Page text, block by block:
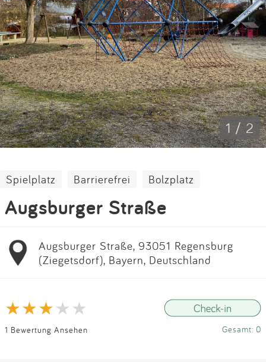
Partner
Kontakt
Impressum
Anmelden 1 / 2
Spielplatz Barrierefrei Bolzplatz
Augsburger Straße
Augsburger Straße, 93051 Regensburg
(Ziegetsdorf), Bayern, Deutschland
1 Bewertung Ansehen Gesamt: 0